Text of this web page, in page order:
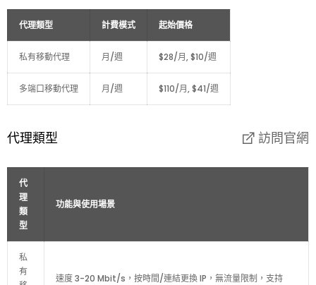
代理類型 計費模式 起始價格
私有移動代理 月/週 $28/月, $10/週
多端口移動代理 月/週 $110/月, $41/週
代理類型 訪問官網
代
理
類
型
功能與使用場景
私
有
速度 3-20 Mbit/s，按時間/連結更換 IP，無流量限制，支持